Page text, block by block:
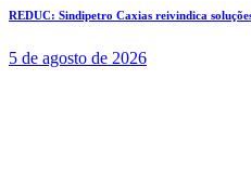
REDUC: Sindipetro Caxias reivindica
5 de agosto de 2026